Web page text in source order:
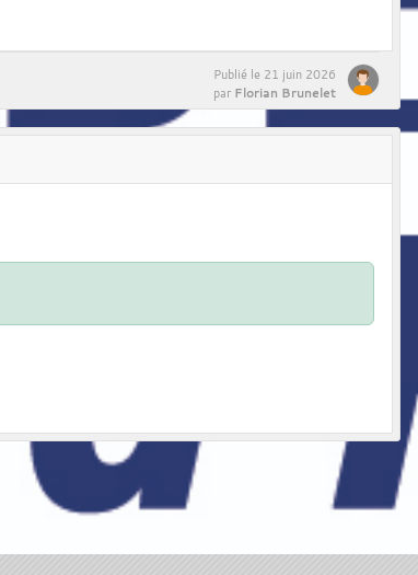
Publié le 21 juin 2026
par Florian Brunelet